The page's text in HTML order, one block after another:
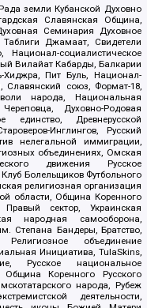
земли Кубанской Духовно
Славянская Община,
Семинария Духовное
Джамаат, Свидетели
социалистическое
Вилайат Кабарды, Балкарии
Пит Буль, Национал-
Славянский союз, Формат-18,
народа, Национальная
Духовно-Родовая
единство, Древнерусской
Инглингов, Русский
нелегальной иммиграции,
объединениях, Омская
движения Русское
Болельщиков Футбольного
религиозная организация
области, Община Коренного
сектор, Украинская
народная самооборона,
Степана Бандеры, Братство,
объединение
Инициатива, TulaSkins,
Русское национальное
Коренного Русского
народа, Рубеж
деятельности,